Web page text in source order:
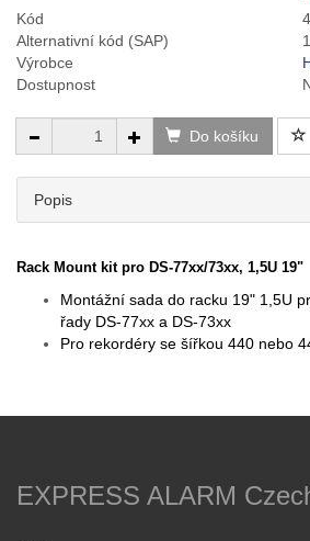
Kód
Alternativní kód (SAP)
Výrobce
Dostupnost
Do košíku
Popis
Rack Mount kit pro DS-77xx/73xx, 1,5U 19"
Montážní sada do racku 19" 1,5U
řady DS-77xx a DS-73xx
Pro rekordéry se šířkou 440 nebo
EXPRESS ALARM